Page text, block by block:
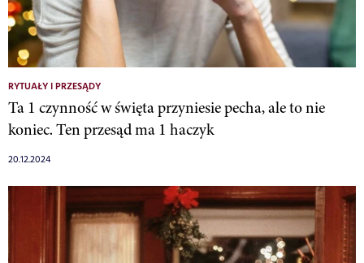
RYTUAŁY I PRZESĄDY
Ta 1 czynność w święta przyniesie pecha, ale to nie
koniec. Ten przesąd ma 1 haczyk
20.12.2024